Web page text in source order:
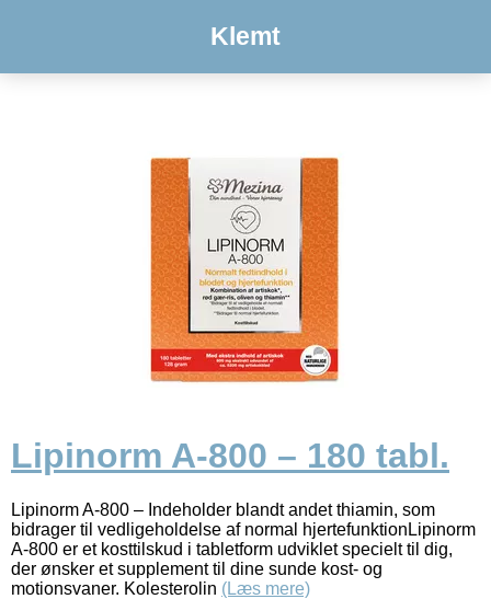
Klemt
Lipinorm A-800 – 180 tabl.
Lipinorm A-800 – Indeholder blandt andet thiamin, som
bidrager til vedligeholdelse af normal hjertefunktionLipinorm
A-800 er et kosttilskud i tabletform udviklet specielt til dig,
der ønsker et supplement til dine sunde kost- og
motionsvaner. Kolesterolin (Læs mere)